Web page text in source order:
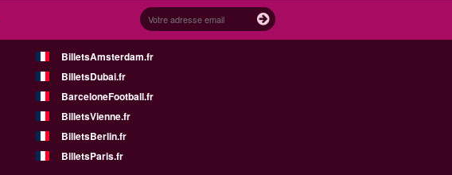
BilletsAmsterdam.fr
BilletsDubai.fr
BarceloneFootball.fr
BilletsVienne.fr
BilletsBerlin.fr
BilletsParis.fr